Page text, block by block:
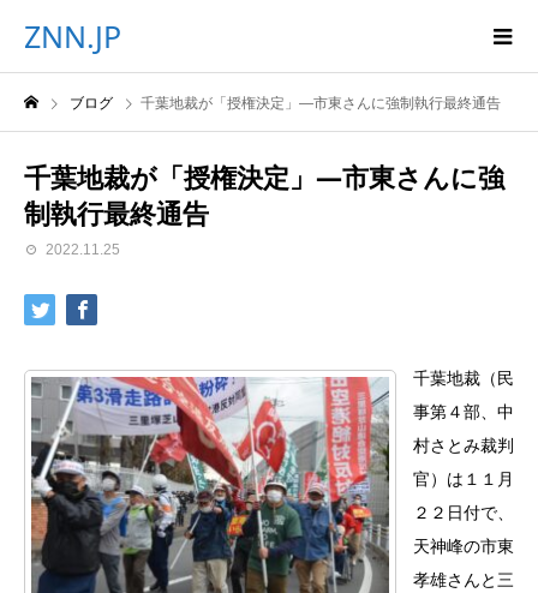
ZNN.JP
ブログ 千葉地裁が「授権決定」―市東さんに強制執行最終通告
千葉地裁が「授権決定」―市東さんに強
制執行最終通告
2022.11.25
千葉地裁（民
事第４部、中
村さとみ裁判
官）は１１月
２２日付で、
天神峰の市東
孝雄さんと三